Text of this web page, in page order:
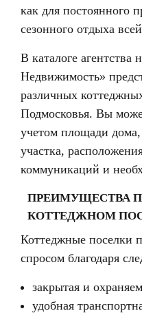
как для постоянного
сезонного отдыха
В каталоге
Недвижимость»
различных
Подмосковья. Вы
учетом площади дома,
участка,
коммуникаций и
ПРЕИМУЩЕСТВА
КОТТЕДЖНОМ
Коттеджные поселки
спросом благодаря
закрытая и
удобная